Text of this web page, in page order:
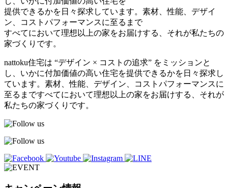
提供できるかを日々探求しています。素材、性能、デザイ
ン、コストパフォーマンスに至るまで
すべてにおいて理想以上の家をお届けする、それが私たちの
家づくりです。
nattoku住宅は “デザイン × コストの追求” をミッションと
し、いかに付加価値の高い住宅を提供できるかを日々探求し
ています。素材、性能、デザイン、コストパフォーマンスに
至るまですべてにおいて理想以上の家をお届けする、それが
私たちの家づくりです。